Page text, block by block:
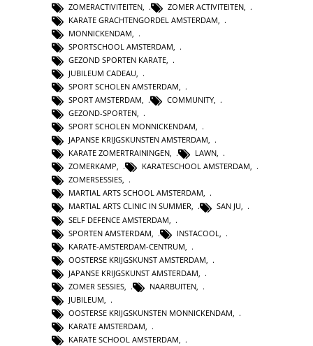
ZOMERACTIVITEITEN
ZOMER ACTIVITEITEN
KARATE GRACHTENGORDEL AMSTERDAM
MONNICKENDAM
SPORTSCHOOL AMSTERDAM
GEZOND SPORTEN KARATE
JUBILEUM CADEAU
SPORT SCHOLEN AMSTERDAM
SPORT AMSTERDAM
COMMUNITY
GEZOND-SPORTEN,
SPORT SCHOLEN MONNICKENDAM,
JAPANSE KRIJGSKUNSTEN AMSTERDAM,
KARATE ZOMERTRAININGEN, LAWN,
ZOMERKAMP, KARATESCHOOL AMSTERDAM,
ZOMERSESSIES,
MARTIAL ARTS SCHOOL AMSTERDAM,
MARTIAL ARTS CLINIC IN SUMMER, SAN JU,
SELF DEFENCE AMSTERDAM
SPORTEN AMSTERDAM
INSTACOOL
KARATE-AMSTERDAM-CENTRUM
OOSTERSE KRIJGSKUNST AMSTERDAM
JAPANSE KRIJGSKUNST AMSTERDAM
ZOMER SESSIES
NAARBUITEN
JUBILEUM
OOSTERSE KRIJGSKUNSTEN MONNICKENDAM
KARATE AMSTERDAM,
KARATE SCHOOL AMSTERDAM,